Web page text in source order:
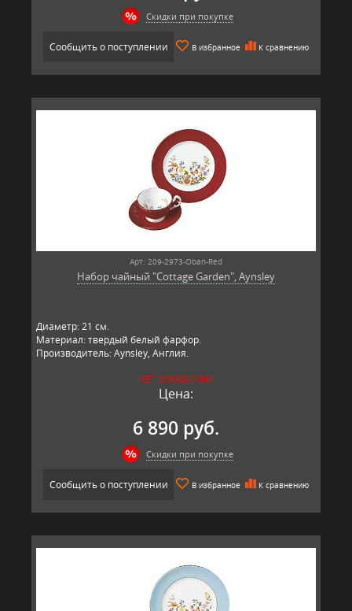
Скидки при покупке
Сообщить о поступлении В избранное К сравнению
Арт: 209-2973-Oban-Red
Набор чайный "Cottage Garden", Aynsley
Диаметр: 21 см.
Материал: твердый белый фарфор.
Производитель: Aynsley, Англия.
НЕТ В НАЛИЧИИ
Цена:
6 890 руб.
Скидки при покупке
Сообщить о поступлении В избранное К сравнению